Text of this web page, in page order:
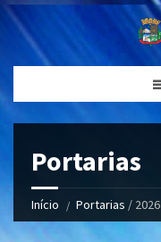
Portarias
Início Portarias / 2026